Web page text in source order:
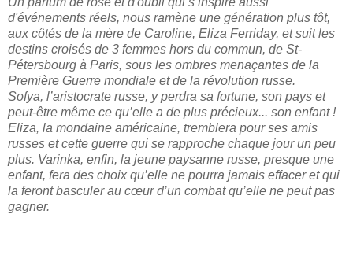
d'événements réels, nous ramène une génération plus tôt,
aux côtés de la mère de Caroline, Eliza Ferriday, et suit les
destins croisés de 3 femmes hors du commun, de St-
Pétersbourg à Paris, sous les ombres menaçantes de la
Première Guerre mondiale et de la révolution russe.
Sofya, l’aristocrate russe, y perdra sa fortune, son pays et
peut-être même ce qu’elle a de plus précieux... son enfant !
Eliza, la mondaine américaine, tremblera pour ses amis
russes et cette guerre qui se rapproche chaque jour un peu
plus. Varinka, enfin, la jeune paysanne russe, presque une
enfant, fera des choix qu’elle ne pourra jamais effacer et qui
la feront basculer au cœur d’un combat qu’elle ne peut pas
gagner.